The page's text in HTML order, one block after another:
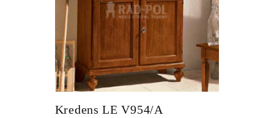
Kredens LE V954/A